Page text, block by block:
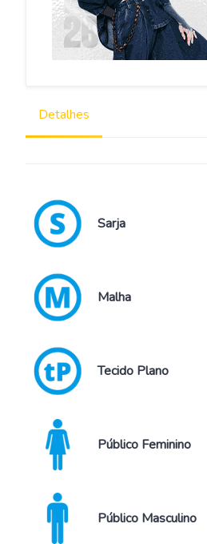
Detalhes
Sarja
Malha
Tecido Plano
Público Feminino
Público Masculino